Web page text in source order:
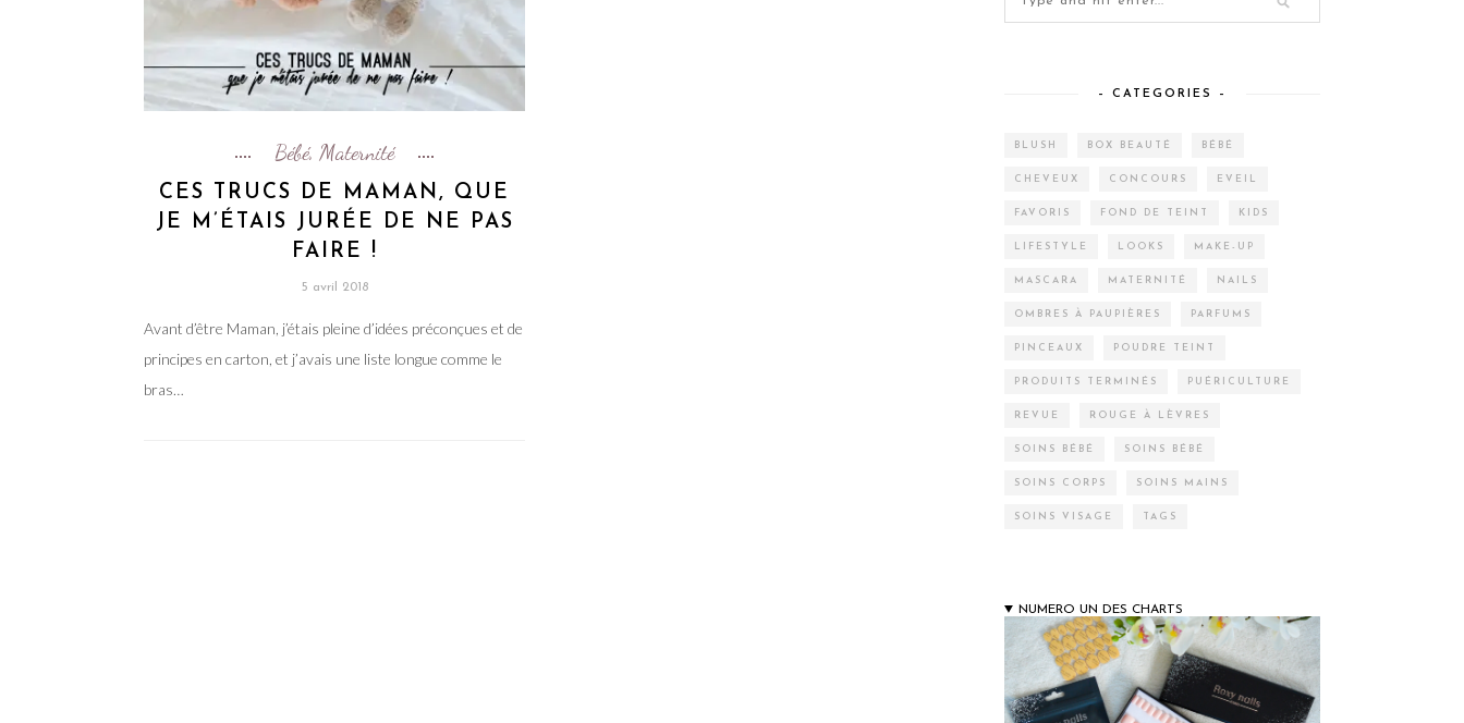
Bébé, Maternité
CES TRUCS DE MAMAN, QUE
JE M’ÉTAIS JURÉE DE NE PAS
FAIRE !
5 avril 2018
Avant d’être Maman, j’étais pleine d’idées préconçues et de
principes en carton, et j’avais une liste longue comme le
bras…
– CATEGORIES –
BLUSH BOX BEAUTÉ BÉBÉ
CHEVEUX CONCOURS EVEIL
FAVORIS FOND DE TEINT KIDS
LIFESTYLE LOOKS MAKE-UP
MASCARA MATERNITÉ NAILS
OMBRES À PAUPIÈRES PARFUMS
PINCEAUX POUDRE TEINT
PRODUITS TERMINÉS PUÉRICULTURE
REVUE ROUGE À LÈVRES
SOINS BÉBÉ SOINS BÉBÉ
SOINS CORPS SOINS MAINS
SOINS VISAGE TAGS
NUMERO UN DES CHARTS